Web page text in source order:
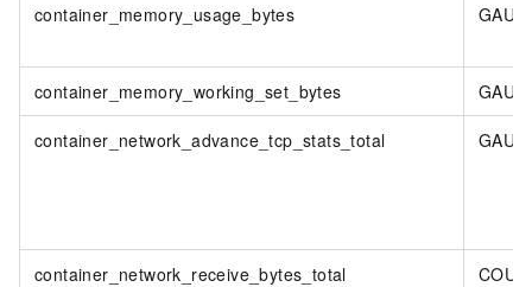
container_memory_usage_bytes
container_memory_working_set_bytes
container_network_advance_tcp_stats_total
container_network_receive_bytes_total